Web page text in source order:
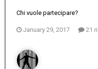
Chi vuole partecipare?
January 29, 2017 21